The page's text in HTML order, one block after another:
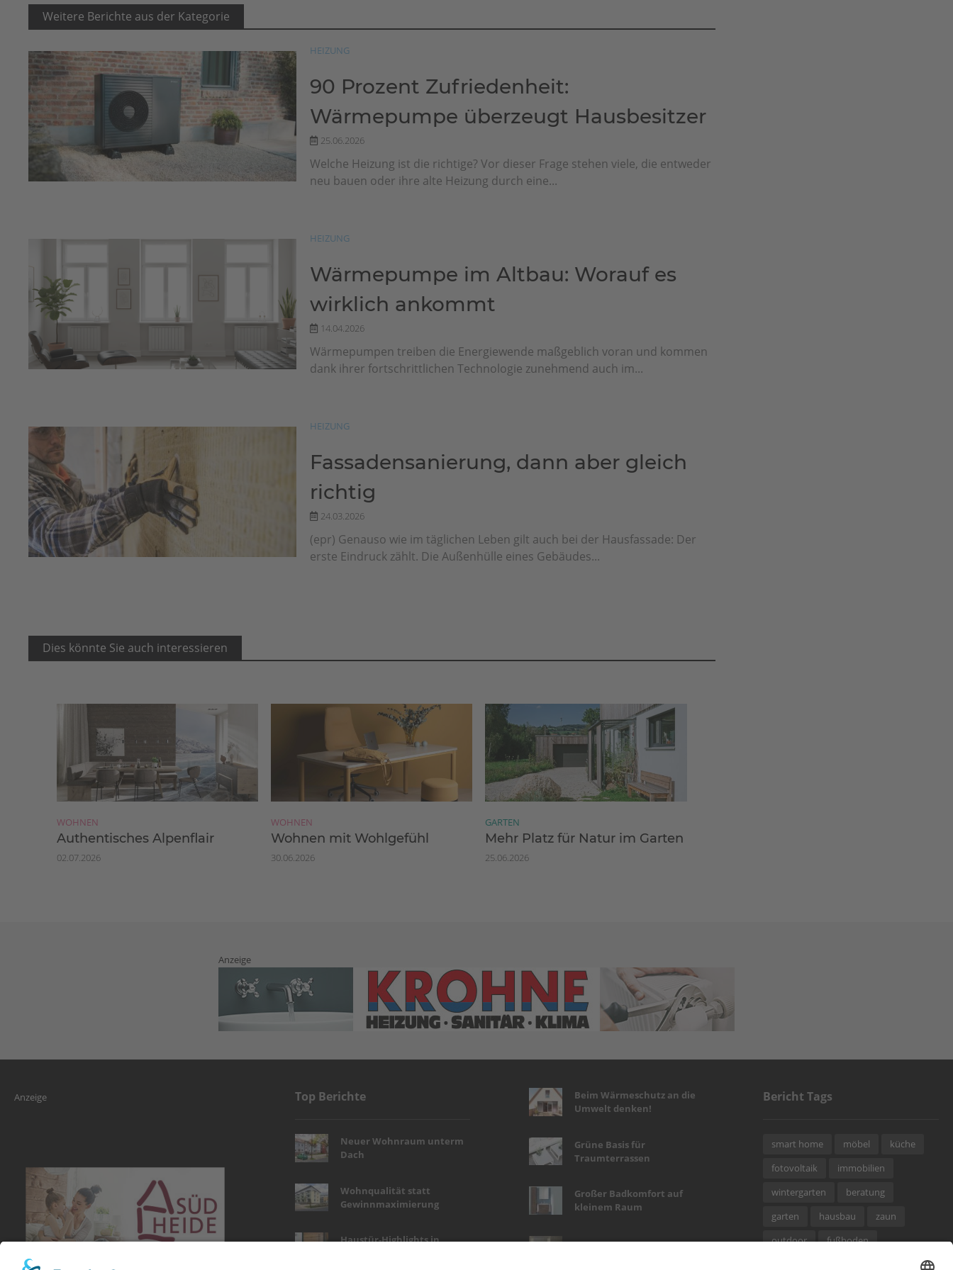
Weitere Berichte aus der Kategorie
HEIZUNG
90 Prozent Zufriedenheit:
Wärmepumpe überzeugt Hausbesitzer
25.06.2026
Welche Heizung ist die richtige? Vor dieser Frage stehen viele, die entweder
neu bauen oder ihre alte Heizung durch eine...
HEIZUNG
Wärmepumpe im Altbau: Worauf es
wirklich ankommt
14.04.2026
Wärmepumpen treiben die Energiewende maßgeblich voran und kommen
dank ihrer fortschrittlichen Technologie zunehmend auch im...
HEIZUNG
Fassadensanierung, dann aber gleich
richtig
24.03.2026
(epr) Genauso wie im täglichen Leben gilt auch bei der Hausfassade: Der
erste Eindruck zählt. Die Außenhülle eines Gebäudes...
Dies könnte Sie auch interessieren
WOHNEN
Authentisches Alpenflair
02.07.2026
WOHNEN
Wohnen mit Wohlgefühl
30.06.2026
GARTEN
Mehr Platz für Natur im Garten
25.06.2026
Anzeige
Anzeige Top Berichte
Neuer Wohnraum unterm
Dach
Wohnqualität statt
Gewinnmaximierung
Haustür-Highlights in
Beim Wärmeschutz an die
Umwelt denken!
Grüne Basis für
Traumterrassen
Großer Badkomfort auf
kleinem Raum
Bericht Tags
smart home möbel
küche
fotovoltaik
immobilien
wintergarten
beratung
garten
hausbau
zaun
outdoor
fußboden